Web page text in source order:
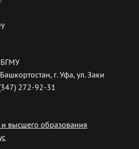
БГМУ
г. Уфа, ул. Заки
272-92-31
высшего образования